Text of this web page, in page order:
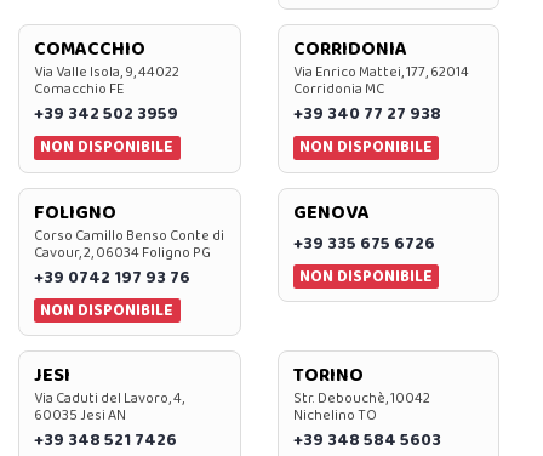
COMACCHIO
Via Valle Isola, 9, 44022
Comacchio FE
+39 342 502 3959
NON DISPONIBILE
CORRIDONIA
Via Enrico Mattei, 177, 62014
Corridonia MC
+39 340 77 27 938
NON DISPONIBILE
FOLIGNO
Corso Camillo Benso Conte di
Cavour, 2, 06034 Foligno PG
+39 0742 197 93 76
NON DISPONIBILE
GENOVA
+39 335 675 6726
NON DISPONIBILE
JESI
Via Caduti del Lavoro, 4,
60035 Jesi AN
+39 348 521 7426
TORINO
Str. Debouchè, 10042
Nichelino TO
+39 348 584 5603